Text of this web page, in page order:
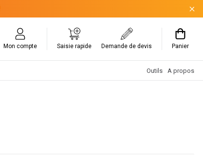
Mon compte Saisie rapide Demande de devis Panier
Outils A propos